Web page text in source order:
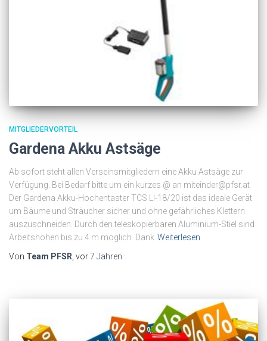
MITGLIEDERVORTEIL
Gardena Akku Astsäge
Ab sofort steht allen Verseinsmitgliedern eine Akku Astsäge zur
Verfügung. Bei Bedarf bitte um ein kurzes @ an miteinder@pfsr.at
Der Gardena Akku-Hochentaster TCS LI-18/20 ist das ideale Gerät
um Bäume und Sträucher sicher und ohne gefährliches Klettern
auszuschneiden. Durch den teleskopierbaren Aluminium-Stiel sind
Arbeitshöhen bis zu 4 m möglich. Dank Weiterlesen
Von Team PFSR , vor7 Jahren